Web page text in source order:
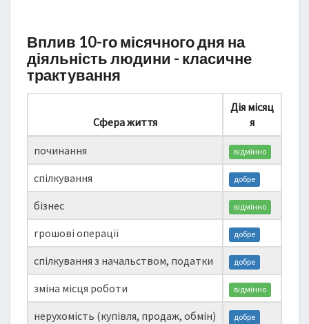
Вплив 10-го місячного дня на
діяльність людини - класичне
трактування
Сфера життя
Дія місяц
я
починання відмінно
спілкування добре
бізнес відмінно
грошові операції добре
спілкування з начальством, податки добре
зміна місця роботи відмінно
нерухомість (купівля, продаж, обмін) добре